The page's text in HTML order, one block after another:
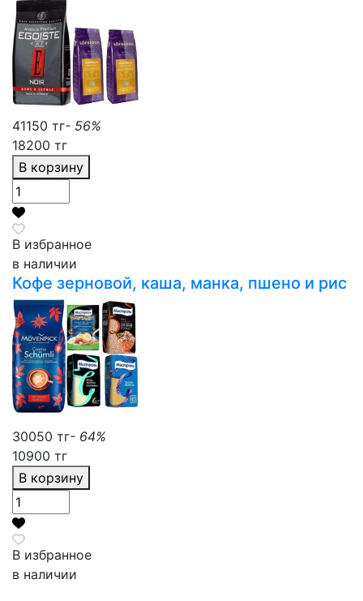
41150 тг- 56%
18200 тг
В корзину
В избранное
в наличии
Кофе зерновой, каша, манка, пшено и рис
30050 тг- 64%
10900 тг
В корзину
В избранное
в наличии